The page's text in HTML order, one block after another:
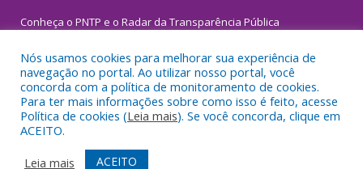
Conheça o PNTP e o Radar da Transparência Pública
Todos os direitos reservados a Prefeitura Municipal de
Inhangapi.
Mapa do Site
Acessar Área Administrativa
Nós usamos cookies para melhorar sua experiência de
navegação no portal. Ao utilizar nosso portal, você
concorda com a política de monitoramento de cookies.
Para ter mais informações sobre como isso é feito, acesse
Política de cookies (Leia mais). Se você concorda, clique em
ACEITO.
Leia mais
ACEITO